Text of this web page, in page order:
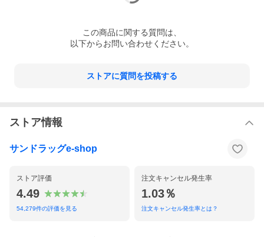
この商品に関する質問は、
以下からお問い合わせください。
ストアに質問を投稿する
ストア情報
サンドラッグe-shop
ストア評価
4.49
54,279件の評価を見る
注文キャンセル発生率
1.03％
注文キャンセル発生率とは？